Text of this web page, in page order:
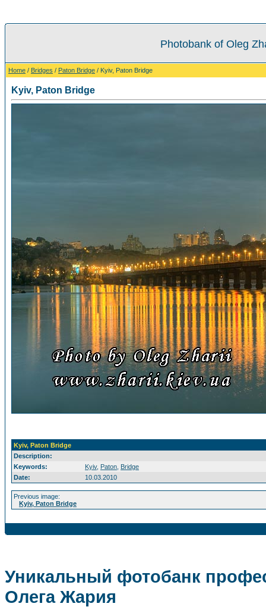
Photobank of Oleg
Home / Bridges / Paton Bridge / Kyiv, Paton Bridge
Kyiv, Paton Bridge
Kyiv, Paton Bridge
Description:
Keywords:
Kyiv, Paton Bridge
Date:
10.03.2010
Previous image:
Kyiv, Paton Bridge
Уникальный фотобанк
Олега Жария